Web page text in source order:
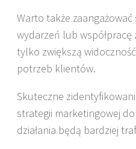
Warto także
wydarzeń lub współpracę
tylko zwiększą
potrzeb klientów.
Skuteczne
strategii marketingowej
działania będą bardziej